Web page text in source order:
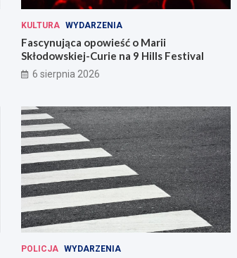
KULTURA WYDARZENIA
Fascynująca opowieść o Marii
Skłodowskiej-Curie na 9 Hills Festival
6 sierpnia 2026
POLICJA WYDARZENIA